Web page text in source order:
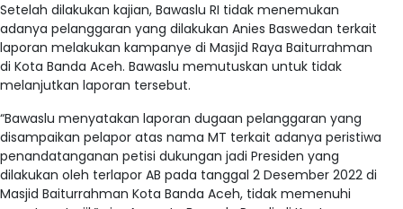
Setelah dilakukan kajian, Bawaslu RI tidak menemukan
adanya pelanggaran yang dilakukan Anies Baswedan terkait
laporan melakukan kampanye di Masjid Raya Baiturrahman
di Kota Banda Aceh. Bawaslu memutuskan untuk tidak
melanjutkan laporan tersebut.
“Bawaslu menyatakan laporan dugaan pelanggaran yang
disampaikan pelapor atas nama MT terkait adanya peristiwa
penandatanganan petisi dukungan jadi Presiden yang
dilakukan oleh terlapor AB pada tanggal 2 Desember 2022 di
Masjid Baiturrahman Kota Banda Aceh, tidak memenuhi